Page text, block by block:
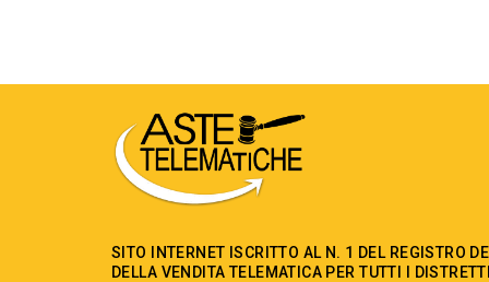
SITO INTERNET ISCRITTO AL N. 1 DEL REGISTRO
DELLA VENDITA TELEMATICA PER TUTTI I